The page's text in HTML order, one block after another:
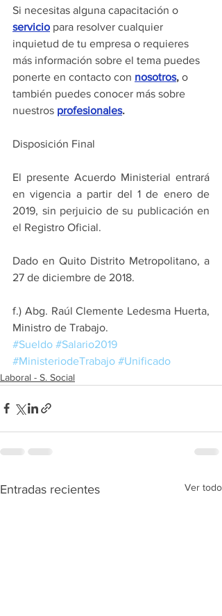
Si necesitas alguna capacitación o
servicio para resolver cualquier
inquietud de tu empresa o requieres
más información sobre el tema puedes
ponerte en contacto con nosotros, o
también puedes conocer más sobre
nuestros profesionales.
Disposición Final
El presente Acuerdo Ministerial entrará
en vigencia a partir del 1 de enero de
2019, sin perjuicio de su publicación en
el Registro Oficial.
Dado en Quito Distrito Metropolitano, a
27 de diciembre de 2018.
f.) Abg. Raúl Clemente Ledesma Huerta,
Ministro de Trabajo.
#Sueldo #Salario2019
#MinisteriodeTrabajo #Unificado
Laboral - S. Social
Entradas recientes Ver todo